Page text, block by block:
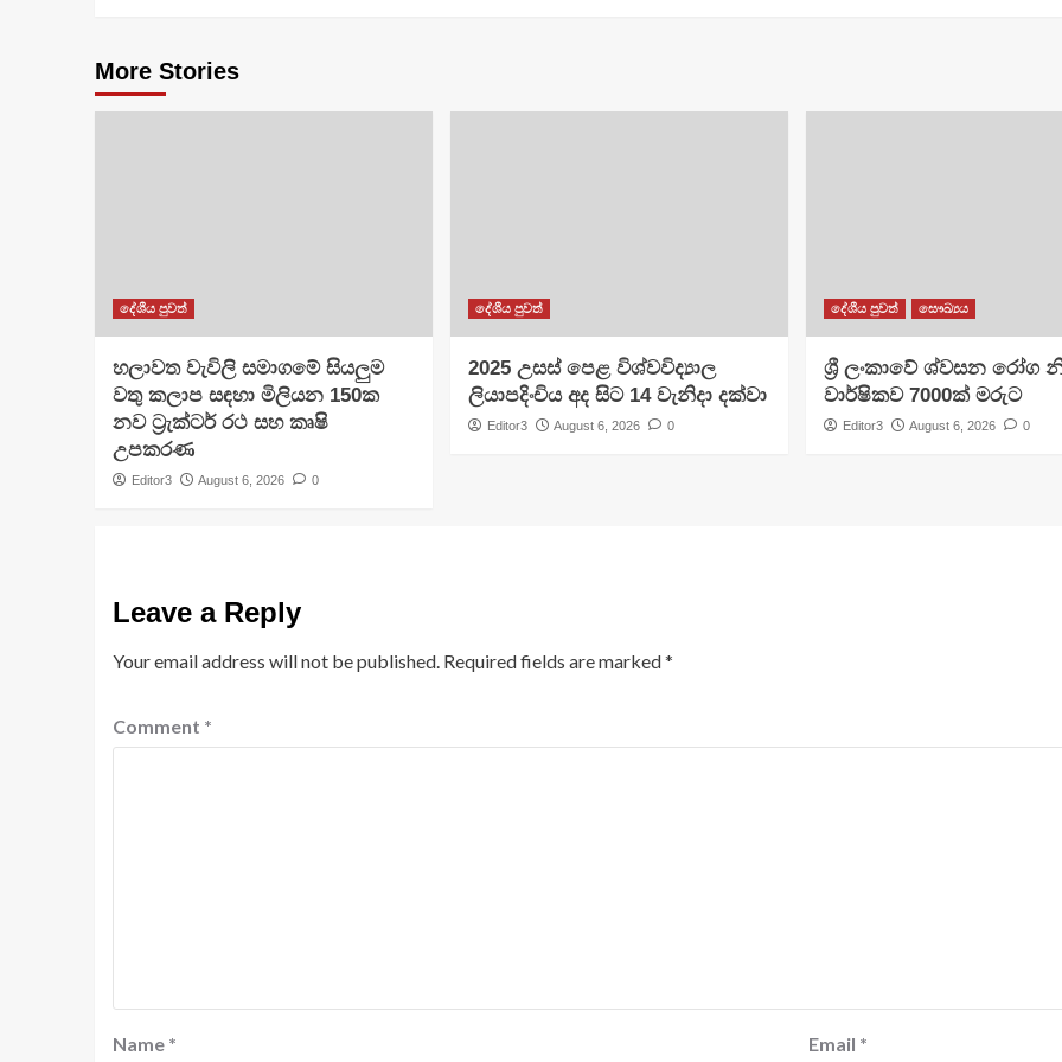
More Stories
දේශීය පුවත්
හලාවත වැවිලි සමාගමේ සියලුම
වතු කලාප සඳහා මිලියන 150ක
නව ට්‍රැක්ටර් රථ සහ කෘෂි
උපකරණ
Editor3 August 6, 2026 0
දේශීය පුවත්
​2025 උසස් පෙළ විශ්වවිද්‍යාල
ලියාපදිංචිය අද සිට 14 වැනිදා දක්වා
Editor3 August 6, 2026 0
දේශීය පුවත් සෞඛ්‍යය
ශ්‍රී ලංකාවේ ශ්වසන රෝග
වාර්ෂිකව 7000ක් මරුට
Editor3 August 6, 2026 0
Leave a Reply
Your email address will not be published. Required fields are marked*
Comment *
Name * Email *